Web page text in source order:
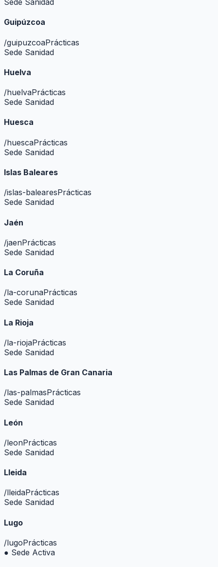
Sede Sanidad
Guipúzcoa
/guipuzcoaPrácticas
Sede Sanidad
Huelva
/huelvaPrácticas
Sede Sanidad
Huesca
/huescaPrácticas
Sede Sanidad
Islas Baleares
/islas-balearesPrácticas
Sede Sanidad
Jaén
/jaenPrácticas
Sede Sanidad
La Coruña
/la-corunaPrácticas
Sede Sanidad
La Rioja
/la-riojaPrácticas
Sede Sanidad
Las Palmas de Gran Canaria
/las-palmasPrácticas
Sede Sanidad
León
/leonPrácticas
Sede Sanidad
Lleida
/lleidaPrácticas
Sede Sanidad
Lugo
/lugoPrácticas
● Sede Activa